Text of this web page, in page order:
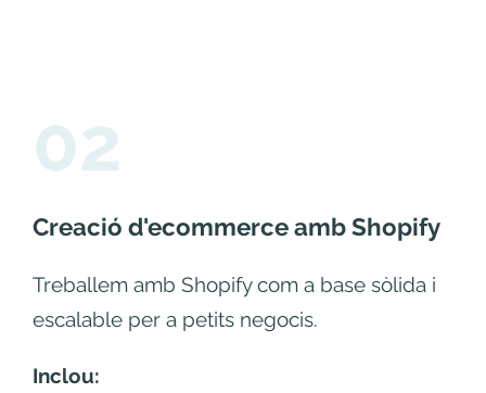
02
Creació d'ecommerce amb Shopify
Treballem amb Shopify com a base sòlida i
escalable per a petits negocis.
Inclou: